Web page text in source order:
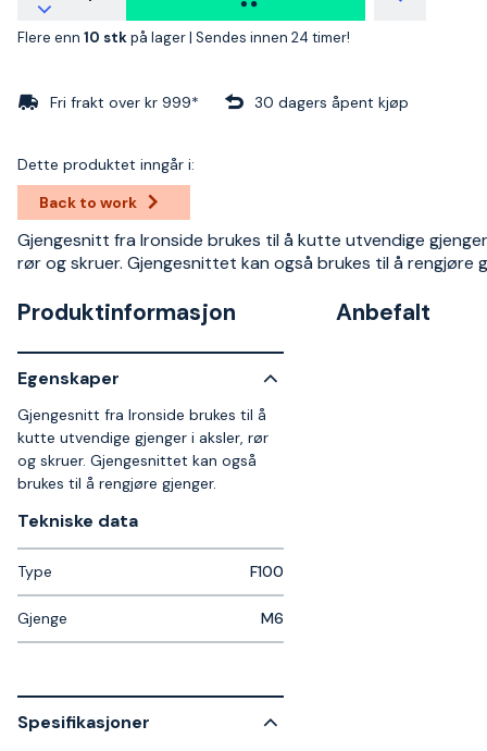
Flere enn 10 stkpå lager | Sendes innen 24 timer!
Fri frakt over kr 999* 30 dagers åpent kjøp
Dette produktet inngår i:
Back to work
Gjengesnitt fra Ironside brukes til å kutte utvendige
rør og skruer. Gjengesnittet kan også brukes til å rengjøre
Produktinformasjon
Egenskaper
Gjengesnitt fra Ironside brukes til å
kutte utvendige gjenger i aksler, rør
og skruer. Gjengesnittet kan også
brukes til å rengjøre gjenger.
Tekniske data​
Type F100
Gjenge M6
Spesifikasjoner
Anbefalt